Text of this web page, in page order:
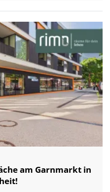
am Garnmarkt in